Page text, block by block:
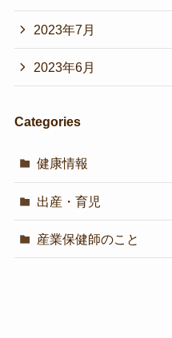
2023年7月
2023年6月
Categories
健康情報
出産・育児
産業保健師のこと